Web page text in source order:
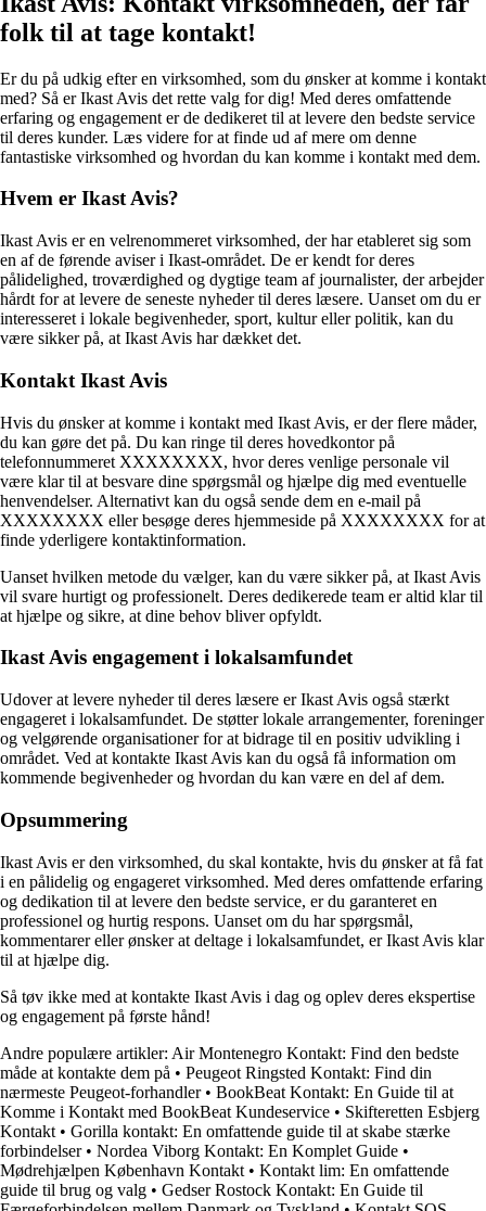
folk til at tage kontakt!
Er du på udkig efter en virksomhed, som du ønsker at komme i kontakt
med? Så er Ikast Avis det rette valg for dig! Med deres omfattende
erfaring og engagement er de dedikeret til at levere den bedste service
til deres kunder. Læs videre for at finde ud af mere om denne
fantastiske virksomhed og hvordan du kan komme i kontakt med dem.
Hvem er Ikast Avis?
Ikast Avis er en velrenommeret virksomhed, der har etableret sig som
en af de førende aviser i Ikast-området. De er kendt for deres
pålidelighed, troværdighed og dygtige team af journalister, der arbejder
hårdt for at levere de seneste nyheder til deres læsere. Uanset om du er
interesseret i lokale begivenheder, sport, kultur eller politik, kan du
være sikker på, at Ikast Avis har dækket det.
Kontakt Ikast Avis
Hvis du ønsker at komme i kontakt med Ikast Avis, er der flere måder,
du kan gøre det på. Du kan ringe til deres hovedkontor på
telefonnummeret XXXXXXXX, hvor deres venlige personale vil
være klar til at besvare dine spørgsmål og hjælpe dig med eventuelle
henvendelser. Alternativt kan du også sende dem en e-mail på
XXXXXXXX eller besøge deres hjemmeside på XXXXXXXX for at
finde yderligere kontaktinformation.
Uanset hvilken metode du vælger, kan du være sikker på, at Ikast Avis
vil svare hurtigt og professionelt. Deres dedikerede team er altid klar til
at hjælpe og sikre, at dine behov bliver opfyldt.
Ikast Avis engagement i lokalsamfundet
Udover at levere nyheder til deres læsere er Ikast Avis også stærkt
engageret i lokalsamfundet. De støtter lokale arrangementer, foreninger
og velgørende organisationer for at bidrage til en positiv udvikling i
området. Ved at kontakte Ikast Avis kan du også få information om
kommende begivenheder og hvordan du kan være en del af dem.
Opsummering
Ikast Avis er den virksomhed, du skal kontakte, hvis du ønsker at få fat
i en pålidelig og engageret virksomhed. Med deres omfattende erfaring
og dedikation til at levere den bedste service, er du garanteret en
professionel og hurtig respons. Uanset om du har spørgsmål,
kommentarer eller ønsker at deltage i lokalsamfundet, er Ikast Avis klar
til at hjælpe dig.
Så tøv ikke med at kontakte Ikast Avis i dag og oplev deres ekspertise
og engagement på første hånd!
Andre populære artikler: Air Montenegro Kontakt: Find den bedste
måde at kontakte dem på • Peugeot Ringsted Kontakt: Find din
nærmeste Peugeot-forhandler• BookBeat Kontakt: En Guide til at
Komme i Kontakt med BookBeat Kundeservice • Skifteretten Esbjerg
Kontakt • Gorilla kontakt: En omfattende guide til at skabe stærke
forbindelser• Nordea Viborg Kontakt: En Komplet Guide •
Mødrehjælpen København Kontakt • Kontakt lim: En omfattende
guide til brug og valg • Gedser Rostock Kontakt: En Guide til